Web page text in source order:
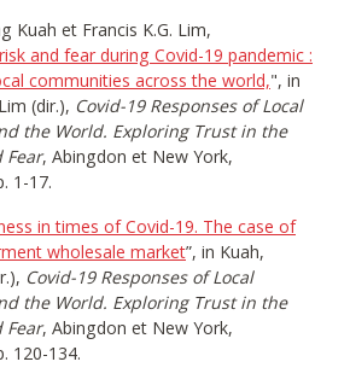
Kuah et Francis K.G. Lim,
and fear during Covid-19 pandemic :
communities across the world,", in
(dir.), Covid-19 Responses of Local
the World. Exploring Trust in the
Fear, Abingdon et New York,
1-17.
in times of Covid-19. The case of
wholesale market”, in Kuah,
Covid-19 Responses of Local
the World. Exploring Trust in the
Fear, Abingdon et New York,
120-134.